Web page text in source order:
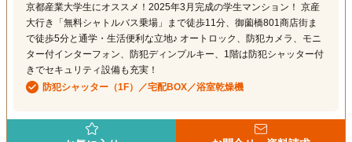
京都産業大学生にオススメ！2025年3月完成の学生マンション！ 京産
大行き「無料シャトルバス乗場」まで徒歩11分、御薗橋801商店街ま
で徒歩5分と通学・生活便利な立地♪ オートロック、防犯カメラ、モニ
ター付インターフォン、防犯ディンプルキー、1階は防犯シャッター付
きでセキュリティ設備も充実！
防犯シャッター（1F）／宅配BOX／浴室乾燥機